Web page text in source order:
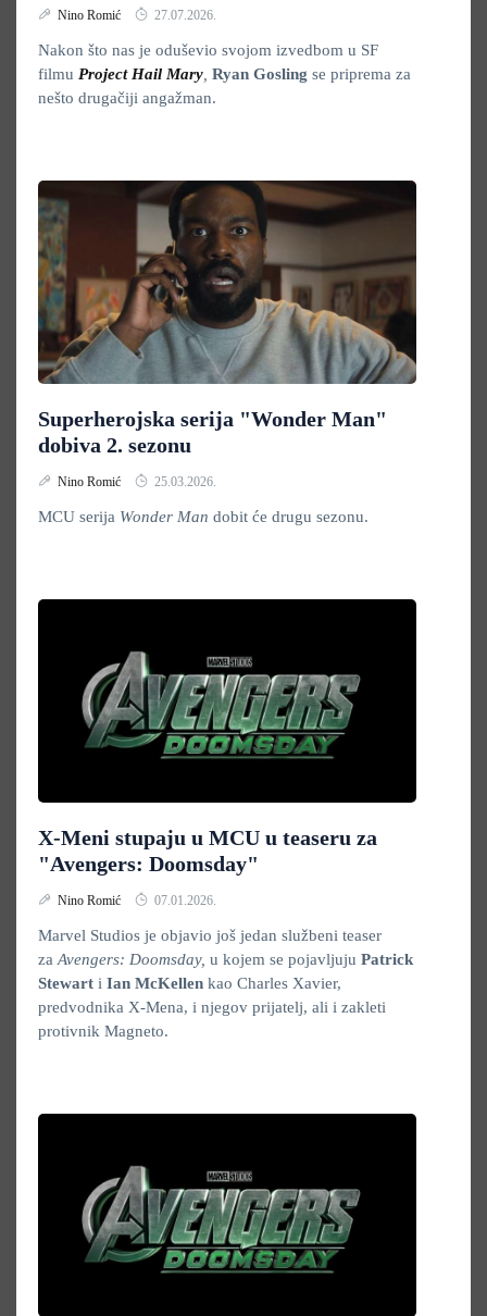
Nino Romić 27.07.2026.
Nakon što nas je oduševio svojom izvedbom u SF
filmu Project Hail Mary Ryan Gosling se priprema za
nešto drugačiji angažman.
Superherojska serija "Wonder Man"
dobiva 2. sezonu
Nino Romić 25.03.2026.
MCU serija Wonder Man dobit će drugu sezonu.
X-Meni stupaju u MCU u teaseru za
"Avengers: Doomsday"
Nino Romić 07.01.2026.
Marvel Studios je objavio još jedan službeni teaser
za Avengers: Doomsday, u kojem se pojavljuju Patrick
Stewart i Ian McKellen kao Charles Xavier,
predvodnika X-Mena, i njegov prijatelj, ali i zakleti
protivnik Magneto.